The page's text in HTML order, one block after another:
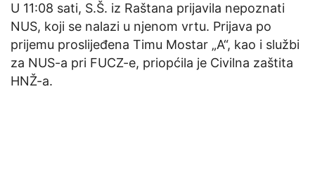
U 11:08 sati, S.Š. iz Raštana prijavila nepoznati
NUS, koji se nalazi u njenom vrtu. Prijava po
prijemu proslijeđena Timu Mostar „A“, kao i službi
za NUS-a pri FUCZ-e, priopćila je Civilna zaštita
HNŽ-a.